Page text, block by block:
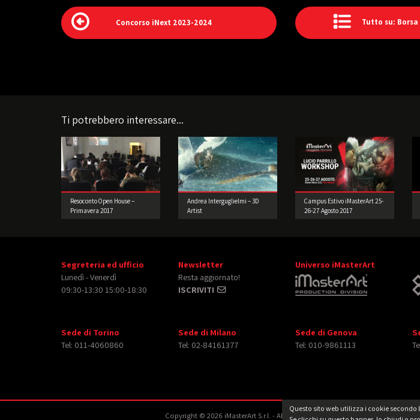
Questo sito web utilizza i cookie secondo
Concorso iNext 2023-2024 Tutto su:
Ti potrebbero interessare...
Resoconto Open House –
Primavera 2017
Andrea Interguglielmi – 3D
Artist
Campus Estivo iMasterArt 25-
26-27 Agosto 2017
Segreteria ed ufficio
Lunedì - Venerdì
09:30-13:30 15:00-18:30
Newsletter
Resta aggiornato!
ISCRIVITI
Universo iMasterArt
Sede di Torino
Tel: 011-4060860
Sede di Milano
Tel: 02-84161377
Sede di Genova
Tel: 010-9861113
Copyright © 2026 iMasterArt S.r.l. ‐ All rights reserved. Tutti i diritti relativi ad